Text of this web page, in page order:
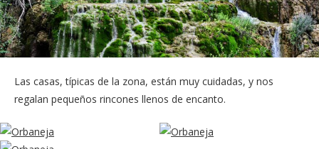
Las casas, típicas de la zona, están muy cuidadas, y nos
regalan pequeños rincones llenos de encanto.